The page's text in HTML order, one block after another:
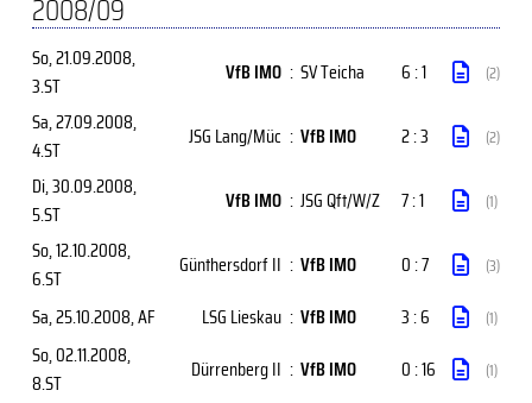
2008/09
So, 21.09.2008,
3.ST
VfB IMO : SV Teicha 6 : 1 (2)
Sa, 27.09.2008,
4.ST
JSG Lang/Müc : VfB IMO 2 : 3 (2)
Di, 30.09.2008,
5.ST
VfB IMO : JSG Qft/W/Z 7 : 1 (1)
So, 12.10.2008,
6.ST
Günthersdorf II : VfB IMO 0 : 7 (3)
Sa, 25.10.2008, AF LSG Lieskau : VfB IMO 3 : 6 (1)
So, 02.11.2008,
8.ST
Dürrenberg II : VfB IMO 0 : 16 (1)